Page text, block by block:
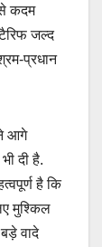
कदम
जल्द
प्रधान
आगे
दी है.
है कि
मुश्किल
वादे